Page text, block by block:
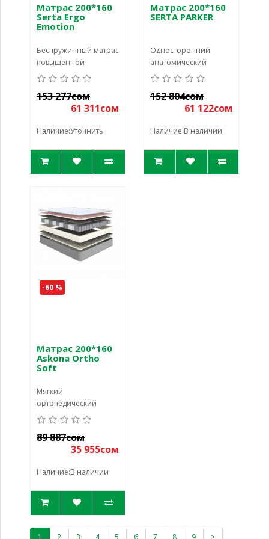
Матрас 200*160
Serta Ergo
Emotion
Беспружинный матрас
повышенной
комфортности Serta
разработан
специально для
153 277сом
61 311сом
Наличие:Уточнить
Матрас 200*160
SERTA PARKER
Односторонний
анатомический
матрас Parker
преимущества
линейки Serta. Блок
152 804сом
61 122сом
Наличие:В наличии
-60 %
Матрас 200*160
Askona Ortho
Soft
Мягкий
ортопедический
матрас Ortho Soft
здорового сна, снятия
напряжений и боли в
89 887сом
35 955сом
Наличие:В наличии
1 2 3 4 5 6 7 8 9 >